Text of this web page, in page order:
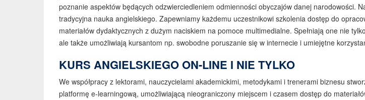
poznanie aspektów będących odzwierciedleniem odmienności obyczajów danej narodowości.
tradycyjna nauka angielskiego. Zapewniamy każdemu uczestnikowi szkolenia dostęp do
materiałów dydaktycznych z dużym naciskiem na pomoce multimedialne. Spełniają one nie
ale także umożliwiają kursantom np. swobodne poruszanie się w internecie i umiejętne
KURS ANGIELSKIEGO ON-LINE I NIE TYLKO
We współpracy z lektorami, nauczycielami akademickimi, metodykami i trenerami biznesu
platformę e-learningową, umożliwiającą nieograniczony miejscem i czasem dostęp do